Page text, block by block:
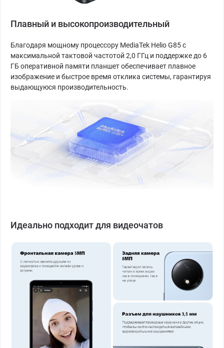
Плавный и высокопроизводительный
Благодаря мощному процессору MediaTek Helio G85 с
максимальной тактовой частотой 2,0 ГГц и поддержке до 6
ГБ оперативной памяти планшет обеспечивает плавное
изображение и быстрое время отклика системы, гарантируя
выдающуюся производительность.
Идеально подходит для видеочатов